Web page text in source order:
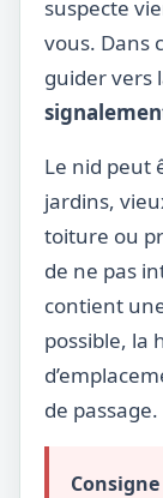
suspecte
vous. Dans
guider vers
Le nid peut
jardins,
toiture ou
de ne pas
contient
possible, la
de passage.